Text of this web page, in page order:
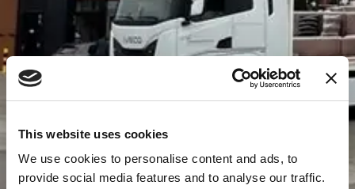
This website uses cookies
We use cookies to personalise content and ads, to
provide social media features and to analyse our traffic.